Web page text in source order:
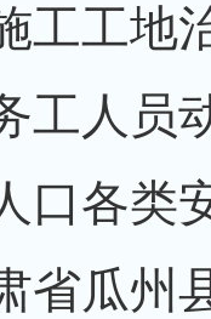
工工地
工人员
口各类
省瓜州